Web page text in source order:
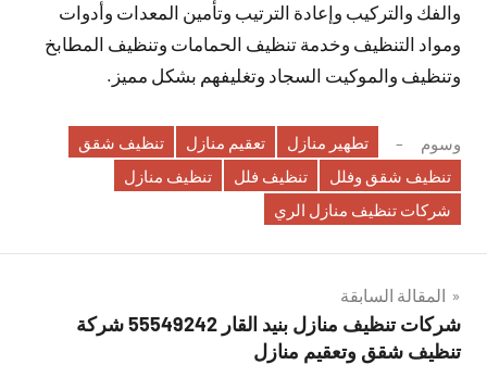
والفك والتركيب وإعادة الترتيب وتأمين المعدات وأدوات
ومواد التنظيف وخدمة تنظيف الحمامات وتنظيف المطابخ
وتنظيف والموكيت السجاد وتغليفهم بشكل مميز.
وسوم تطهير منازل تعقيم منازل
تنظيف شقق
تنظيف شقق وفلل
تنظيف فلل
تنظيف منازل
شركات تنظيف منازل الري
تصفّح
المقالات
المقالة السابقة
شركات تنظيف منازل بنيد القار 55549242 شركة
تنظيف شقق وتعقيم منازل